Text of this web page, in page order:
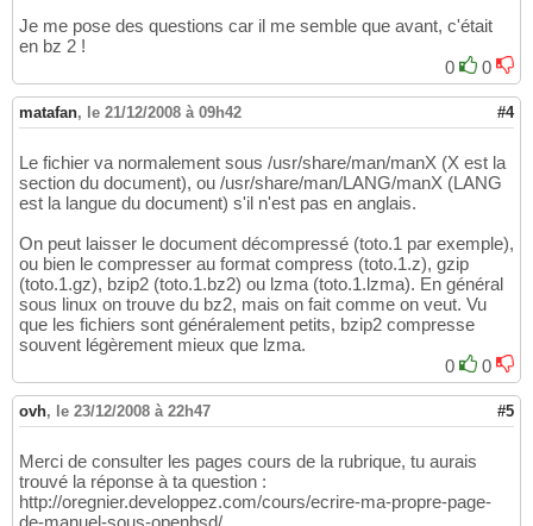
18
19
21
22
24
25
26
28
29
30
31
32
33
35
36
38
39
40
.\" TORTIOUS ACTION, ARISING OUT OF OR IN
. \"
.\"
. \" $XFree86: xc
.TH XRANDR 1x "xrandr 1.2.0" "X Version 11"
.SH NOM
xrandr \- interface primitive en ligne de
.B "xrandr"
[-help]  [-display \fIdisplay\fP]
[-q] [-v]
[--verbose]
[--screen \fIsnum\fP]
.br
.B options de la version 1.3 de RandR
.br
[--panning
.B options de la version 1.2 de RandR
.br
[--prop]
[--fb <largeur>x<hauteur>]
Je me pose des questions car il me semble que avant, c'était
en bz 2 !
0
0
matafan, le 21/12/2008 à 09h42 #4
Le fichier va normalement sous /usr/share/man/manX (X est la
section du document), ou /usr/share/man/LANG/manX (LANG
est la langue du document) s'il n'est pas en anglais.
On peut laisser le document décompressé (toto.1 par exemple),
ou bien le compresser au format compress (toto.1.z), gzip
(toto.1.gz), bzip2 (toto.1.bz2) ou lzma (toto.1.lzma). En général
sous linux on trouve du bz2, mais on fait comme on veut. Vu
que les fichiers sont généralement petits, bzip2 compresse
souvent légèrement mieux que lzma.
0
0
ovh, le 23/12/2008 à 22h47 #5
Merci de consulter les pages cours de la rubrique, tu aurais
trouvé la réponse à ta question :
http://oregnier.developpez.com/cours/ecrire-ma-propre-page-